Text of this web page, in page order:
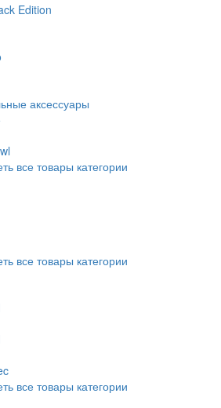
Edition
аксессуары
все товары категории
все товары категории
все товары категории